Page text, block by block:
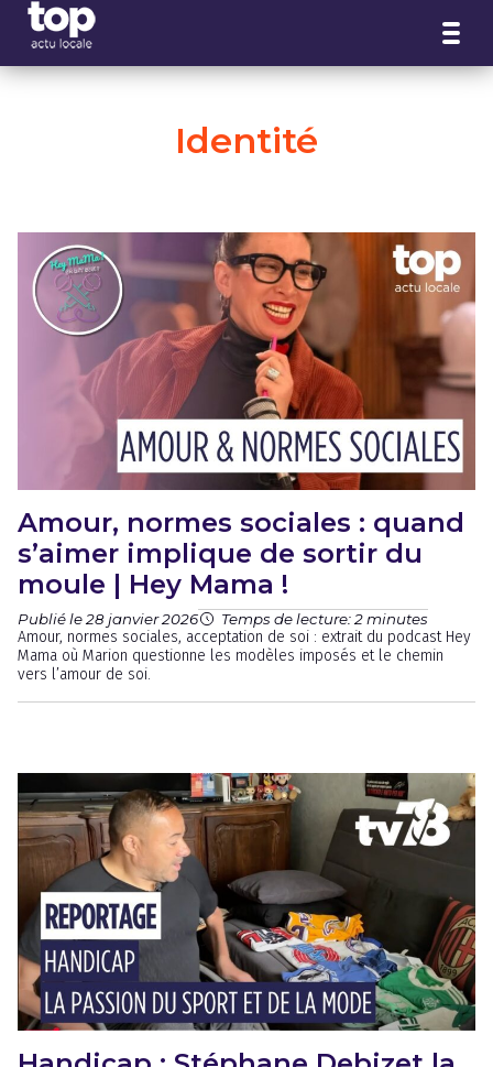
Identité
Amour, normes sociales : quand
s’aimer implique de sortir du
moule | Hey Mama !
Publié le 28 janvier 2026 Temps de lecture: 2 minutes
Amour, normes sociales, acceptation de soi : extrait du podcast Hey
Mama où Marion questionne les modèles imposés et le chemin
vers l’amour de soi.
Panneau de gestion des cookies